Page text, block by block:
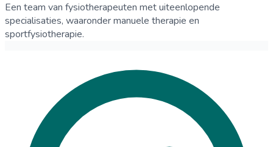
Een team van fysiotherapeuten met uiteenlopende
specialisaties, waaronder manuele therapie en
sportfysiotherapie.